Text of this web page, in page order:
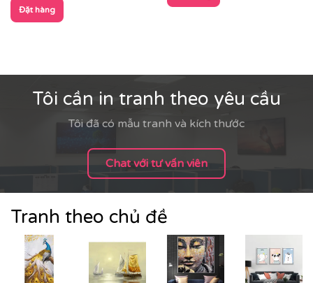
✨Chất liệu vải in cao cấp
Tăng độ bám mực, cho hình ảnh sắc nét, sống
động.
Đặt hàng
Tôi cần in tranh theo yêu cầu
Tôi đã có mẫu tranh và kích thước
Chat với tư vấn viên
Tranh theo chủ đề